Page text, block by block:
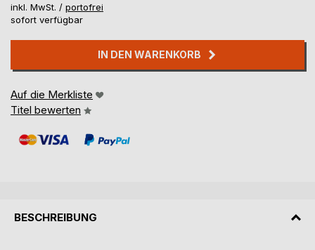
inkl. MwSt. / portofrei
sofort verfügbar
IN DEN WARENKORB
Auf die Merkliste
Titel bewerten
BESCHREIBUNG